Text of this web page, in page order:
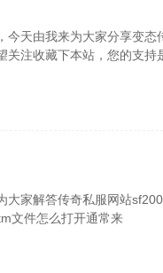
今天由我来为大家分享变
关注收藏下本站，您的支持
大家解答传奇私服网站
文件怎么打开通常来